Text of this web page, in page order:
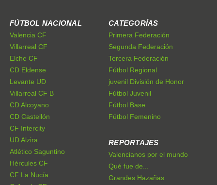
FÚTBOL NACIONAL
Valencia CF
Villarreal CF
Elche CF
CD Eldense
Levante UD
Villarreal CF B
CD Alcoyano
CD Castellón
CF Intercity
UD Alzira
Atlético Saguntino
Hércules CF
CF La Nucía
CATEGORÍAS
Primera Federación
Segunda Federación
Tercera Federación
Fútbol Regional
juvenil División de Honor
Fútbol Juvenil
Fútbol Base
Fútbol Femenino
REPORTAJES
Valencianos por el mundo
Qué fue de...
Grandes Hazañas